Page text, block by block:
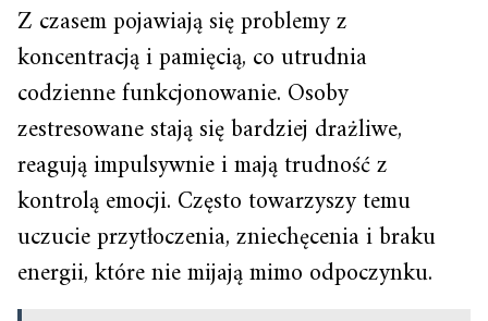
Z czasem pojawiają się problemy z
koncentracją i pamięcią, co utrudnia
codzienne funkcjonowanie. Osoby
zestresowane stają się bardziej drażliwe,
reagują impulsywnie i mają trudność z
kontrolą emocji. Często towarzyszy temu
uczucie przytłoczenia, zniechęcenia i braku
energii, które nie mijają mimo odpoczynku.